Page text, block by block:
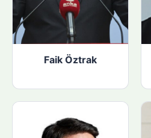
Faik Öztrak